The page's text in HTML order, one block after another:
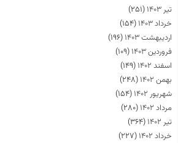
تیر ۱۴۰۳
(۲۵۱)
خرداد ۱۴۰۳
(۱۵۴)
اردیبهشت ۱۴۰۳
(۱۹۶)
فروردین ۱۴۰۳
(۱۰۹)
اسفند ۱۴۰۲
(۱۴۹)
بهمن ۱۴۰۲
(۲۴۸)
شهریور ۱۴۰۲
(۱۵۴)
مرداد ۱۴۰۲
(۲۸۰)
تیر ۱۴۰۲
(۳۶۴)
خرداد ۱۴۰۲
(۲۲۷)